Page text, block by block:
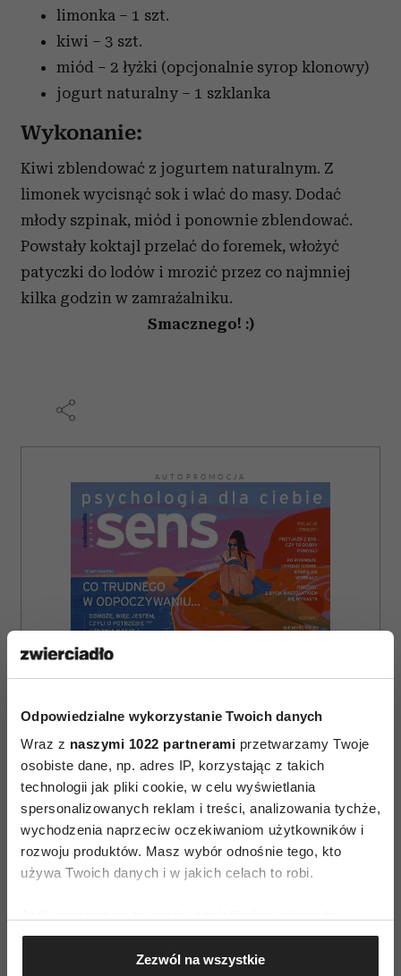
Odpowiedzialne wykorzystanie Twoich danych
Wraz z naszymi 1022 partnerami przetwarzamy Twoje
osobiste dane, np. adres IP, korzystając z takich
technologii jak pliki cookie, w celu wyświetlania
spersonalizowanych reklam i treści, analizowania tychże,
wychodzenia naprzeciw oczekiwaniom użytkowników i
rozwoju produktów. Masz wybór odnośnie tego, kto
używa Twoich danych i w jakich celach to robi.
Gromadzić dane dotyczące Twojej lokalizacji
geograficznej z dokładnością nawet do kilku metrów
Zezwól na wszystkie
limonka – 1 szt.
kiwi – 3 szt.
miód – 2 łyżki (opcjonalnie syrop klonowy)
jogurt naturalny – 1 szklanka
Wykonanie:
Kiwi zblendować z jogurtem naturalnym. Z
limonek wycisnąć sok i wlać do masy. Dodać
młody szpinak, miód i ponownie zblendować.
Powstały koktajl przelać do foremek, włożyć
patyczki do lodów i mrozić przez co najmniej
kilka godzin w zamrażalniku.
Smacznego! :)
AUTOPROMOCJA
ZAMÓW
WYDANIE DRUKOWANE